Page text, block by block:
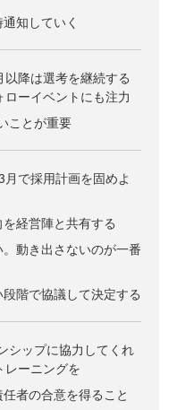
知していく
降は選考を継続する
ーイベントにも注力
ことが重要
で採用計画を固めよ
経営陣と共有する
動き出さないのが一番
階で協議して決定する
シップに協力してくれ
レーニングを
者の合意を得ること